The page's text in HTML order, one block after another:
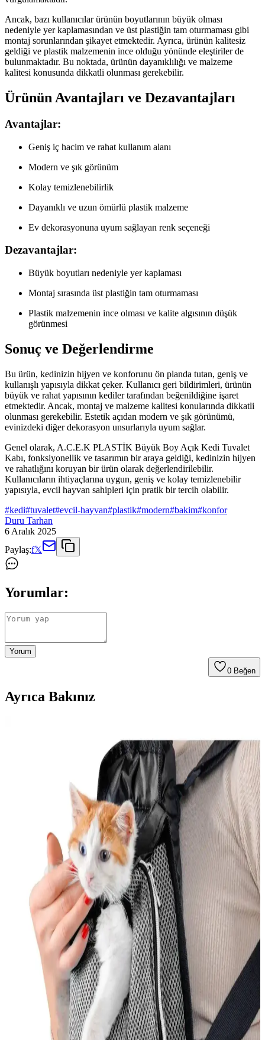
Ancak, bazı kullanıcılar ürünün boyutlarının büyük olması
nedeniyle yer kaplamasından ve üst plastiğin tam oturmaması gibi
montaj sorunlarından şikayet etmektedir. Ayrıca, ürünün kalitesiz
geldiği ve plastik malzemenin ince olduğu yönünde eleştiriler de
bulunmaktadır. Bu noktada, ürünün dayanıklılığı ve malzeme
kalitesi konusunda dikkatli olunması gerekebilir.
Ürünün Avantajları ve Dezavantajları
Avantajlar:
Geniş iç hacim ve rahat kullanım alanı
Modern ve şık görünüm
Kolay temizlenebilirlik
Dayanıklı ve uzun ömürlü plastik malzeme
Ev dekorasyonuna uyum sağlayan renk seçeneği
Dezavantajlar:
Büyük boyutları nedeniyle yer kaplaması
Montaj sırasında üst plastiğin tam oturmaması
Plastik malzemenin ince olması ve kalite algısının düşük
görünmesi
Sonuç ve Değerlendirme
Bu ürün, kedinizin hijyen ve konforunu ön planda tutan, geniş ve
kullanışlı yapısıyla dikkat çeker. Kullanıcı geri bildirimleri, ürünün
büyük ve rahat yapısının kediler tarafından beğenildiğine işaret
etmektedir. Ancak, montaj ve malzeme kalitesi konularında dikkatli
olunması gerekebilir. Estetik açıdan modern ve şık görünümü,
evinizdeki diğer dekorasyon unsurlarıyla uyum sağlar.
Genel olarak, A.C.E.K PLASTİK Büyük Boy Açık Kedi Tuvalet
Kabı, fonksiyonellik ve tasarımın bir araya geldiği, kedinizin hijyen
ve rahatlığını koruyan bir ürün olarak değerlendirilebilir.
Kullanıcıların ihtiyaçlarına uygun, geniş ve kolay temizlenebilir
yapısıyla, evcil hayvan sahipleri için pratik bir tercih olabilir.
#kedi#tuvalet#evcil-hayvan#plastik#modern#bakim#konfor
Duru Tarhan
6 Aralık 2025
Paylaş:f𝕏
Yorumlar:
Yorum
0 Beğen
Ayrıca Bakınız
Kediler için şehir yaşamında güvenlik ve konfor sağlayan ürünler,
özellikle kedi evleri ve tırmalama tahtaları, kedilerin sağlıklı ve
mutlu kalmasını sağlar.
En İyi Kedi Oyuncakları: Güvenli ve Eğlenceli
Seçenekler ile Kedinizin Mutluluğu
Kedinizin sağlığı ve mutluluğu için doğru oyuncakları seçin.
Güvenlik ve eğlenceyi bir arada sunan ürünlerle kedinizin enerjisini
atmasını sağlayın.
Kedi Korkuluğu Nedir ve Evde Güvenliği Sağlamak
İçin Nasıl Kullanılır
Kedi korkuluğu, kedilerin güvenliğini sağlayan ve evde düzeni
koruyan pratik çözümler olup, farklı malzemeler ve kullanım
alanlarıyla kedilerin özgürlüğünü kısıtlamadan güvenliği sağlar.
Yerli Kedi Mamaları: Ekonomik ve Güvenilir
Seçenekler Türkiye’de Üretilen Ürünler
Türkiye’de üretilen yerli kedi mamaları uygun fiyatlı ve kaliteli
seçenekler sunar. Kedinizin ihtiyaçlarına uygun ürünleri seçmek için
içerik ve protein oranlarına dikkat edin.